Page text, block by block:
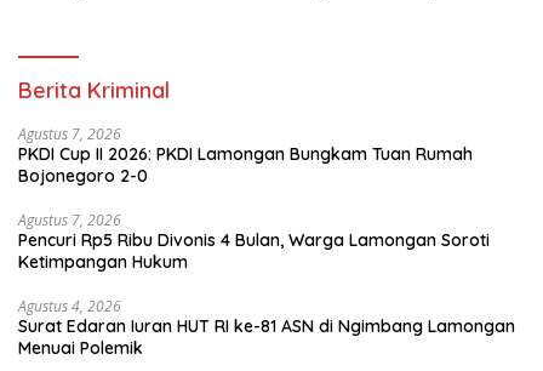
Berita Kriminal
Agustus 7, 2026
PKDI Cup II 2026: PKDI Lamongan Bungkam Tuan Rumah
Bojonegoro 2-0
Agustus 7, 2026
Pencuri Rp5 Ribu Divonis 4 Bulan, Warga Lamongan Soroti
Ketimpangan Hukum
Agustus 4, 2026
Surat Edaran Iuran HUT RI ke-81 ASN di Ngimbang Lamongan
Menuai Polemik